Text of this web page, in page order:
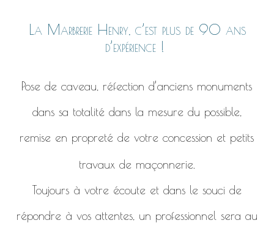
La Marbrerie Henry, c’est plus de 90 ans
d’expérience !
Pose de caveau, réfection d’anciens monuments
dans sa totalité dans la mesure du possible,
remise en propreté de votre concession et petits
travaux de maçonnerie.
Toujours à votre écoute et dans le souci de
répondre à vos attentes, un professionnel sera au